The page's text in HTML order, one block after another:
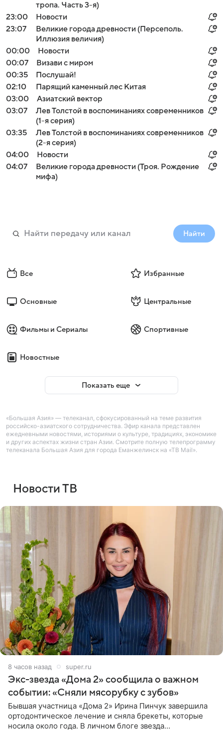
тропа. Часть 3-я)
23:00
Новости
23:07
Великие города древности (Персеполь.
Иллюзия величия)
00:00
Новости
00:07
Визави с миром
00:35
Послушай!
02:10
Парящий каменный лес Китая
03:00
Азиатский вектор
03:07
Лев Толстой в воспоминаниях современников
(1-я серия)
03:35
Лев Толстой в воспоминаниях современников
(2-я серия)
04:00
Новости
04:07
Великие города древности (Троя. Рождение
мифа)
Найти
Все Избранные
Основные Центральные
Фильмы и Сериалы Спортивные
Новостные
Показать еще
«Большая Азия» — телеканал, сфокусированный на теме развития
российско-азиатского сотрудничества. Эфир канала представлен
ежедневными новостями, историями о культуре, традициях, экономике
и других аспектах жизни стран Азии. Смотрите полную телепрограмму
телеканала Большая Азия для города Еманжелинск на «ТВ Mail».
Новости ТВ
8 часов назад super.ru
Экс-звезда «Дома 2» сообщила о важном
событии: «Сняли мясорубку с зубов»
Бывшая участница «Дома 2» Ирина Пинчук завершила
ортодонтическое лечение и сняла брекеты, которые
носила около года. В личном блоге звезда